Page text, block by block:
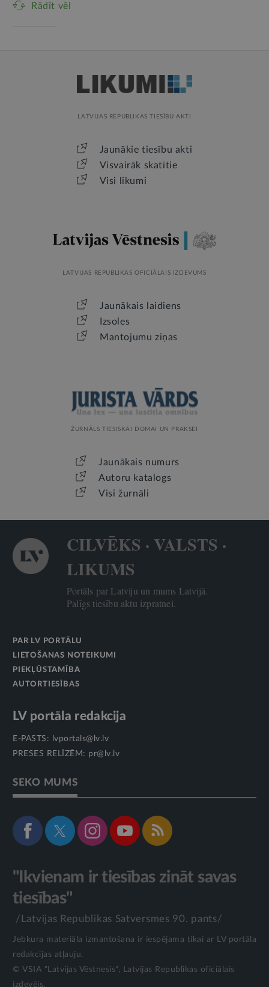
Rādīt vēl
LATVIJAS REPUBLIKAS TIESĪBU AKTI
Jaunākie tiesību akti
Visvairāk skatītie
Visi likumi
LATVIJAS REPUBLIKAS OFICIĀLAIS IZDEVUMS
Jaunākais laidiens
Izsoles
Mantojumu ziņas
ŽURNĀLS TIESISKAI DOMAI UN PRAKSEI
Jaunākais numurs
Autoru katalogs
Visi žurnāli
CILVĒKS · VALSTS ·
LIKUMS
Portāls par Latviju un mums Latvijā.
Palīgs tiesību aktu izpratnei.
PAR LV PORTĀLU
LIETOŠANAS NOTEIKUMI
PIEKĻŪSTAMĪBA
AUTORTIESĪBAS
LV portāla redakcija
E-PASTS:
lvportals@lv.lv
PRESES RELĪZĒM: pr@lv.lv
SEKO MUMS
"Ikvienam ir tiesības zināt savas
tiesības"
/Latvijas Republikas Satversmes 90. pants/
Jebkura materiāla izmantošana ir iespējama tikai ar LV portāla
redakcijas atļauju.
© VSIA "Latvijas Vēstnesis", Latvijas Republikas oficiālais
izdevējs.